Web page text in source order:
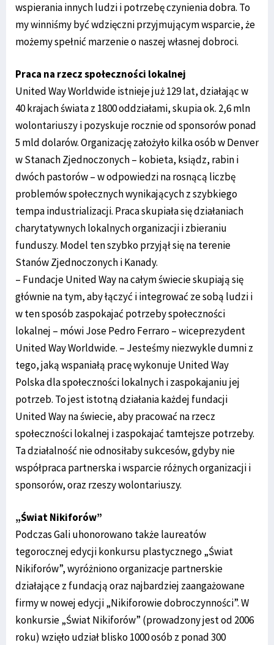
wspierania innych ludzi i potrzebę czynienia dobra. To
my winniśmy być wdzięczni przyjmującym wsparcie, że
możemy spełnić marzenie o naszej własnej dobroci.
Praca na rzecz społeczności lokalnej
United Way Worldwide istnieje już 129 lat, działając w
40 krajach świata z 1800 oddziałami, skupia ok. 2,6 mln
wolontariuszy i pozyskuje rocznie od sponsorów ponad
5 mld dolarów. Organizację założyło kilka osób w Denver
w Stanach Zjednoczonych – kobieta, ksiądz, rabin i
dwóch pastorów – w odpowiedzi na rosnącą liczbę
problemów społecznych wynikających z szybkiego
tempa industrializacji. Praca skupiała się działaniach
charytatywnych lokalnych organizacji i zbieraniu
funduszy. Model ten szybko przyjął się na terenie
Stanów Zjednoczonych i Kanady.
– Fundacje United Way na całym świecie skupiają się
głównie na tym, aby łączyć i integrować ze sobą ludzi i
w ten sposób zaspokajać potrzeby społeczności
lokalnej – mówi Jose Pedro Ferraro – wiceprezydent
United Way Worldwide. – Jesteśmy niezwykle dumni z
tego, jaką wspaniałą pracę wykonuje United Way
Polska dla społeczności lokalnych i zaspokajaniu jej
potrzeb. To jest istotną działania każdej fundacji
United Way na świecie, aby pracować na rzecz
społeczności lokalnej i zaspokajać tamtejsze potrzeby.
Ta działalność nie odnosiłaby sukcesów, gdyby nie
współpraca partnerska i wsparcie różnych organizacji i
sponsorów, oraz rzeszy wolontariuszy.
„Świat Nikiforów”
Podczas Gali uhonorowano także laureatów
tegorocznej edycji konkursu plastycznego „Świat
Nikiforów”, wyróżniono organizacje partnerskie
działające z fundacją oraz najbardziej zaangażowane
firmy w nowej edycji „Nikiforowie dobroczynności”. W
konkursie „Świat Nikiforów” (prowadzony jest od 2006
roku) wzięło udział blisko 1000 osób z ponad 300